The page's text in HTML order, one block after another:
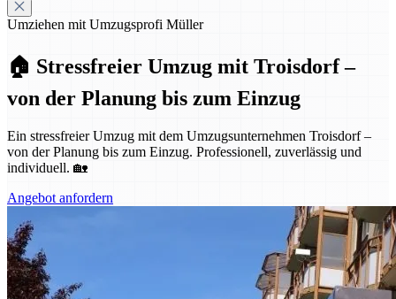
Umziehen mit Umzugsprofi Müller
🏠 Stressfreier Umzug mit Troisdorf –
von der Planung bis zum Einzug
Ein stressfreier Umzug mit dem Umzugsunternehmen Troisdorf –
von der Planung bis zum Einzug. Professionell, zuverlässig und
individuell. 🏡
Angebot anfordern